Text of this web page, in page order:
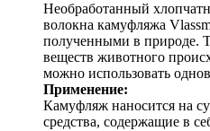
Необработанный
волокна камуфляжа
полученными в природе.
веществ животного
можно использовать
Применение:
Камуфляж наносится на
средства, содержащие в